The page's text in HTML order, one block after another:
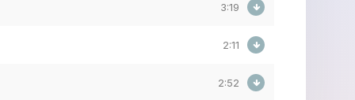
3:19
2:11
2:52